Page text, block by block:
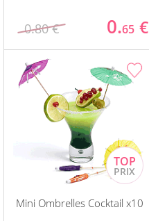
0.80 € 0.65 €
Mini Ombrelles Cocktail x10